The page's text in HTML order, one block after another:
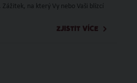
na který Vy nebo Vaši blízcí
ZJISTIT VÍCE